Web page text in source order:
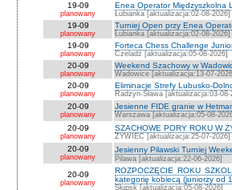
19-09
planowany
Enea Operator Międzyszkolna
Łubianka [aktualizacja:02-08-2026]
19-09
planowany
Turniej Open przy Enea
Łubianka [aktualizacja:02-08-2026]
19-09
planowany
Forteca Chess Challenge
Czeladź [aktualizacja:05-08-2026]
20-09
planowany
Weekend Szachowy w
Wadowice [aktualizacja:13-07-
20-09
planowany
Eliminacje Strefy Lubusko-
Radzyn-Sława [aktualizacja:03-08-
20-09
planowany
Jesienne FIDE granie w
Warszawa [aktualizacja:05-08-
20-09
planowany
SZACHOWE PORY ROKU W
ŻYWIEC [aktualizacja:25-07-2026]
20-09
planowany
Jesienny Pilawski Turniej
Pilawa [aktualizacja:22-06-2026]
20-09
planowany
ROZPOCZĘCIE ROKU
kategorię kobiecą (juniorzy od
Słupsk [aktualizacja:05-08-2026]